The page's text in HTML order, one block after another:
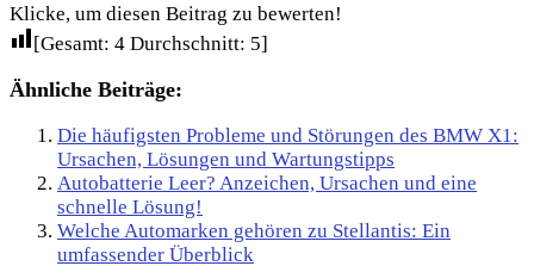
Klicke, um diesen Beitrag zu bewerten!
[Gesamt: 4 Durchschnitt: 5]
Ähnliche Beiträge:
Die häufigsten Probleme und Störungen des BMW X1:
Ursachen, Lösungen und Wartungstipps
Autobatterie Leer? Anzeichen, Ursachen und eine
schnelle Lösung!
Welche Automarken gehören zu Stellantis: Ein
umfassender Überblick